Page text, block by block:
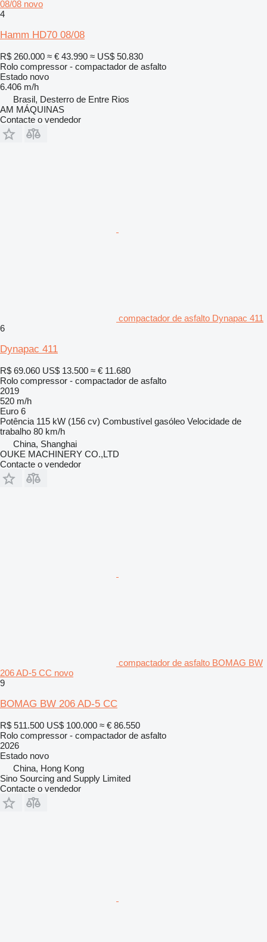
08/08 novo
4
Hamm HD70 08/08
R$ 260.000 ≈ € 43.990 ≈ US$ 50.830
Rolo compressor - compactador de asfalto
Estado novo
6.406 m/h
Brasil, Desterro de Entre Rios
AM MÁQUINAS
Contacte o vendedor
compactador de asfalto Dynapac 411
6
Dynapac 411
R$ 69.060 US$ 13.500 ≈ € 11.680
Rolo compressor - compactador de asfalto
2019
520 m/h
Euro 6
Potência 115 kW (156 cv) Combustível gasóleo Velocidade de
trabalho 80 km/h
China, Shanghai
OUKE MACHINERY CO.,LTD
Contacte o vendedor
compactador de asfalto BOMAG BW
206 AD-5 CC novo
9
BOMAG BW 206 AD-5 CC
R$ 511.500 US$ 100.000 ≈ € 86.550
Rolo compressor - compactador de asfalto
2026
Estado novo
China, Hong Kong
Sino Sourcing and Supply Limited
Contacte o vendedor